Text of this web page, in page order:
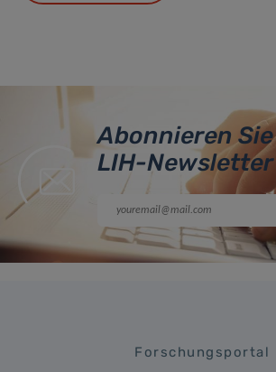
Abonnieren
LIH-Newsletter
Forschungsportal